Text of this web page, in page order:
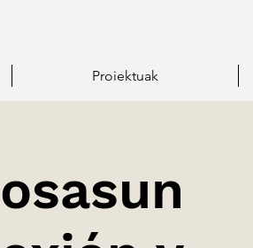
Proiektuak